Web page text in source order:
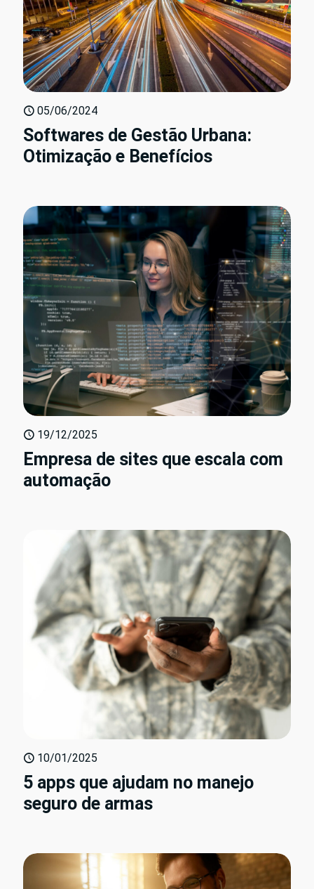
05/06/2024
Softwares de Gestão Urbana:
Otimização e Benefícios
19/12/2025
Empresa de sites que escala com
automação
10/01/2025
5 apps que ajudam no manejo
seguro de armas